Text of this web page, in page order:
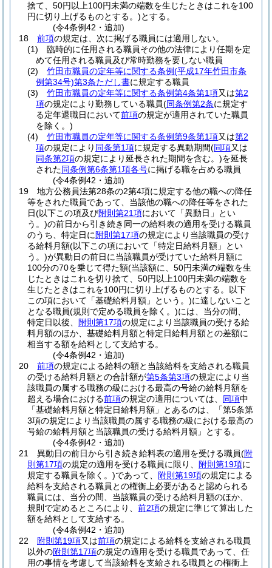
捨て、50円以上100円未満の端数を生じたときはこれを100
円に切り上げるものとする。)とする。
(令4条例42・追加)
18
前項の規定は、次に掲げる職員には適用しない。
(1)
臨時的に任用される職員その他の法律により任期を定
めて任用される職員及び常時勤務を要しない職員
(2)
竹田市職員の定年等に関する条例(平成17年竹田市条
例第34号)第3条ただし書に規定する職員
(3)
竹田市職員の定年等に関する条例第4条第1項又は第2
項の規定により勤務している職員(同条例第2条に規定す
る定年退職日において前項の規定が適用されていた職員
を除く。)
(4)
竹田市職員の定年等に関する条例第9条第1項又は第2
項の規定により 同条第1項に規定する異動期間(同項又は
同条第2項の規定により延長された期間を含む。)を延長
された同条例第6条第1項各号に掲げる職を占める職員
(令4条例42・追加)
19
地方公務員法第28条の2第4項に規定する他の職への降任
等をされた職員であって、当該他の職への降任等をされた
日(以下この項及び附則第21項において「異動日」とい
う。)の前日から引き続き同一の給料表の適用を受ける職員
のうち、特定日に 附則第17項の規定により当該職員の受け
る給料月額(以下この項において「特定日給料月額」とい
う。)が異動日の前日に当該職員が受けていた給料月額に
100分の70を乗じて得た額(当該額に、50円未満の端数を生
じたときはこれを切り捨て、50円以上100円未満の端数を
生じたときはこれを100円に切り上げるものとする。以下
この項において「基礎給料月額」という。)に達しないこと
となる職員(規則で定める職員を除く。)には、当分の間、
特定日以後、
附則第17項の規定により当該職員の受ける給
料月額のほか、基礎給料月額と特定日給料月額との差額に
相当する額を給料として支給する。
(令4条例42・追加)
20
前項の規定による給料の額と当該給料を支給される職員
の受ける給料月額との合計額が第5条第3項の規定により当
該職員の属する職務の級における最高の号給の給料月額を
超える場合における前項の規定の適用については、 同項中
「基礎給料月額と特定日給料月額」とあるのは、「第5条第
3項の規定により当該職員の属する職務の級における最高の
号給の給料月額と当該職員の受ける給料月額」とする。
(令4条例42・追加)
21
異動日の前日から引き続き給料表の適用を受ける職員(附
則第17項の規定の適用を受ける職員に限り、 附則第19項に
規定する職員を除く。)であって、 附則第19項の規定による
給料を支給される職員との権衡上必要があると認められる
職員には、当分の間、当該職員の受ける給料月額のほか、
規則で定めるところにより、 前2項の規定に準じて算出した
額を給料として支給する。
(令4条例42・追加)
22
附則第19項又は前項の規定による給料を支給される職員
以外の附則第17項の規定の適用を受ける職員であって、任
用の事情を考慮して当該給料を支給される職員との権衝上